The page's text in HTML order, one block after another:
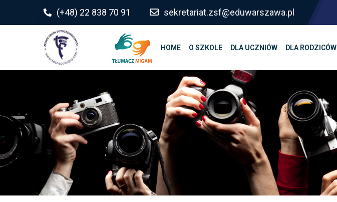
(+48) 22 838 70 91 sekretariat.zsf@eduwarszawa.pl
HOME O SZKOLE DLA UCZNIÓW DLA RODZICÓW